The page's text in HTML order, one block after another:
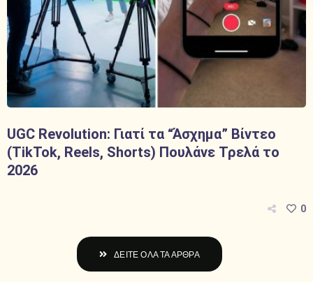
UGC Revolution: Γιατί τα “Άσχημα” Βίντεο
(TikTok, Reels, Shorts) Πουλάνε Τρελά το
2026
0
ΔΕΙΤΕ ΟΛΑ ΤΑ ΑΡΘΡΑ